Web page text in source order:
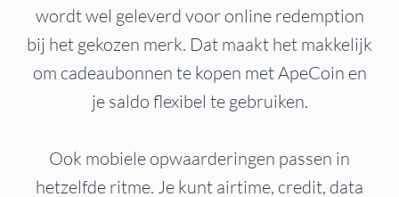
wordt wel geleverd voor online redemption
bij het gekozen merk. Dat maakt het makkelijk
om cadeaubonnen te kopen met ApeCoin en
je saldo flexibel te gebruiken.
Ook mobiele opwaarderingen passen in
hetzelfde ritme. Je kunt airtime, credit, data